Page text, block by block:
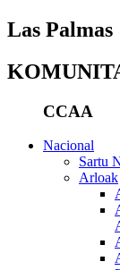
Las Palmas
CCAA
Nacional
Sartu
Arloak